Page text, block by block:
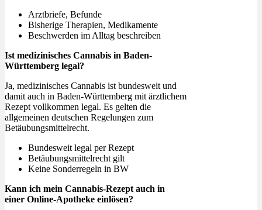
Arztbriefe, Befunde
Bisherige Therapien, Medikamente
Beschwerden im Alltag beschreiben
Ist medizinisches Cannabis in Baden-
Württemberg legal?
Ja, medizinisches Cannabis ist bundesweit und
damit auch in Baden-Württemberg mit ärztlichem
Rezept vollkommen legal. Es gelten die
allgemeinen deutschen Regelungen zum
Betäubungsmittelrecht.
Bundesweit legal per Rezept
Betäubungsmittelrecht gilt
Keine Sonderregeln in BW
Kann ich mein Cannabis-Rezept auch in
einer Online-Apotheke einlösen?